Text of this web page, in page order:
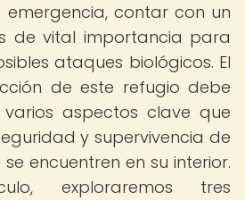
emergencia, contar con un
de vital importancia para
ataques biológicos. El
de este refugio debe
aspectos clave que
y supervivencia de
encuentren en su interior.
exploraremos tres